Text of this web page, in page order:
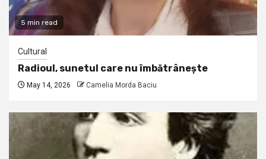
5 min read
Cultural
Radioul, sunetul care nu îmbătrânește
May 14, 2026 Camelia Morda Baciu